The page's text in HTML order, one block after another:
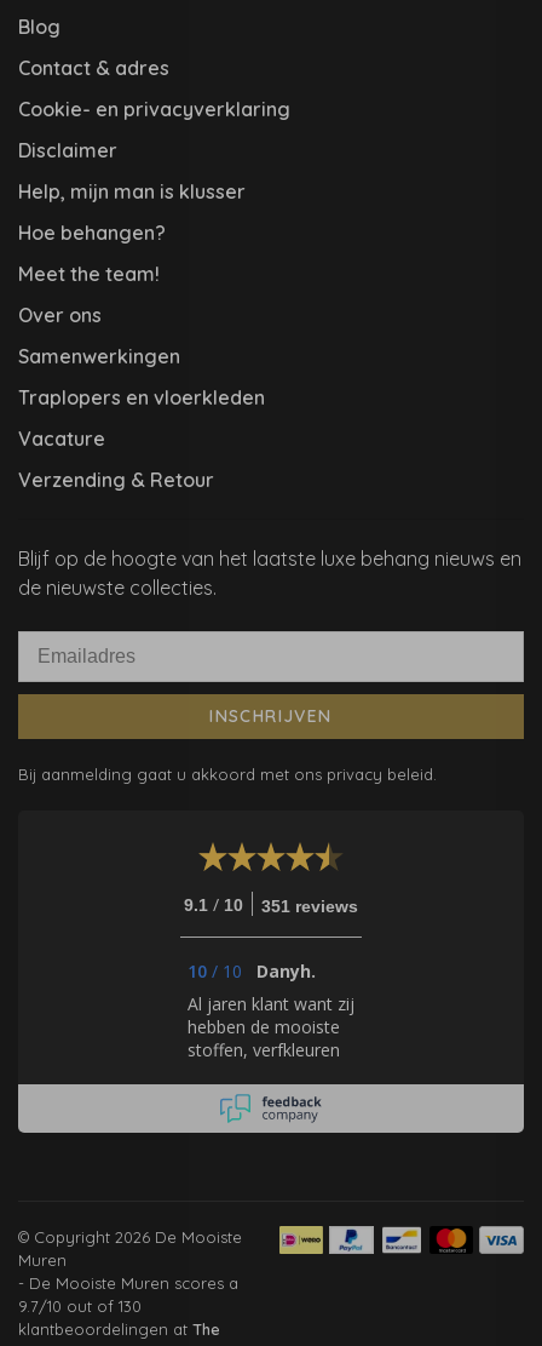
Blog
Contact & adres
Cookie- en privacyverklaring
Disclaimer
Help, mijn man is klusser
Hoe behangen?
Meet the team!
Over ons
Samenwerkingen
Traplopers en vloerkleden
Vacature
Verzending & Retour
Blijf op de hoogte van het laatste luxe behang nieuws en
de nieuwste collecties.
INSCHRIJVEN
Bij aanmelding gaat u akkoord met ons privacy beleid.
9.1 / 10 351 reviews
10 / 10
Danyh.
Al jaren klant want zij
hebben de mooiste
stoffen, verfkleuren
behang.
© Copyright 2026 De Mooiste
Muren
- De Mooiste Muren scores a
9.7/10 out of 130
klantbeoordelingen at The